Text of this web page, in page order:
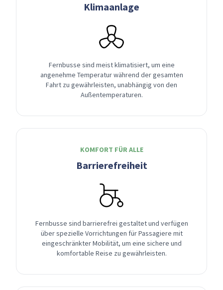
Klimaanlage
Fernbusse sind meist klimatisiert, um eine
angenehme Temperatur während der gesamten
Fahrt zu gewährleisten, unabhängig von den
Außentemperaturen.
KOMFORT FÜR ALLE
Barrierefreiheit
Fernbusse sind barrierefrei gestaltet und verfügen
über spezielle Vorrichtungen für Passagiere mit
eingeschränkter Mobilität, um eine sichere und
komfortable Reise zu gewährleisten.